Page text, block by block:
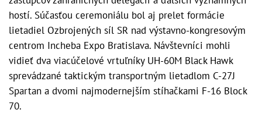
hostí. Súčasťou ceremoniálu bol aj prelet formácie
lietadiel Ozbrojených síl SR nad výstavno-kongresovým
centrom Incheba Expo Bratislava. Návštevníci mohli
vidieť dva viacúčelové vrtuľníky UH-60M Black Hawk
sprevádzané taktickým transportným lietadlom C-27J
Spartan a dvomi najmodernejším stíhačkami F-16 Block
70.